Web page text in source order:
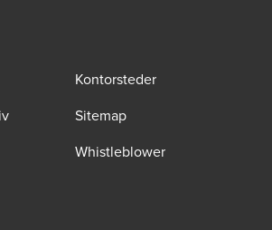
Kontorsteder
Sitemap
Whistleblower